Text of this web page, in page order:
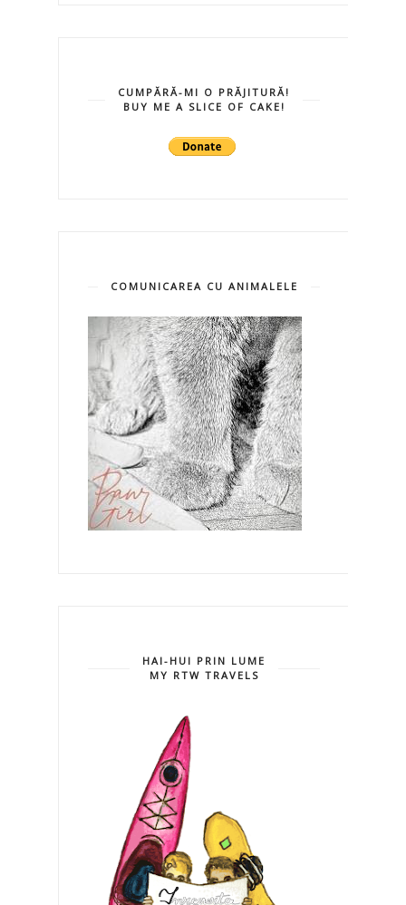
CUMPĂRĂ-MI O PRĂJITURĂ!
BUY ME A SLICE OF CAKE!
COMUNICAREA CU ANIMALELE
HAI-HUI PRIN LUME
MY RTW TRAVELS